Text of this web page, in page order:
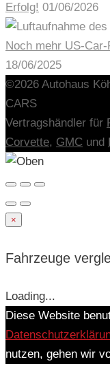
Erfolg! 01/06/2026
Noch mehr US-
18/06/2025
©2026 Autohaus
CARS
Vertragshändler für
Corvette, GMC und
×
Fahrzeuge
Loading...
Diese Website
nutzen, gehen wir